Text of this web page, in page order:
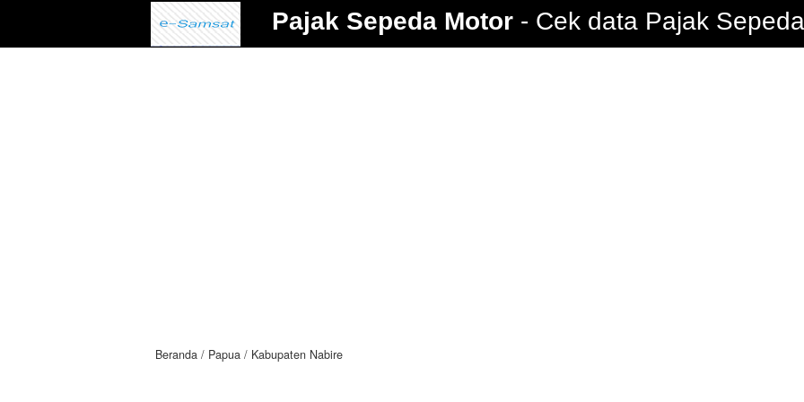
Pajak Sepeda Motor Cek data Pajak
Beranda Papua Kabupaten Nabire